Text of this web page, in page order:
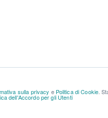
sulla privacy e Politica di Cookie .
dell'Accordo per gli Utenti